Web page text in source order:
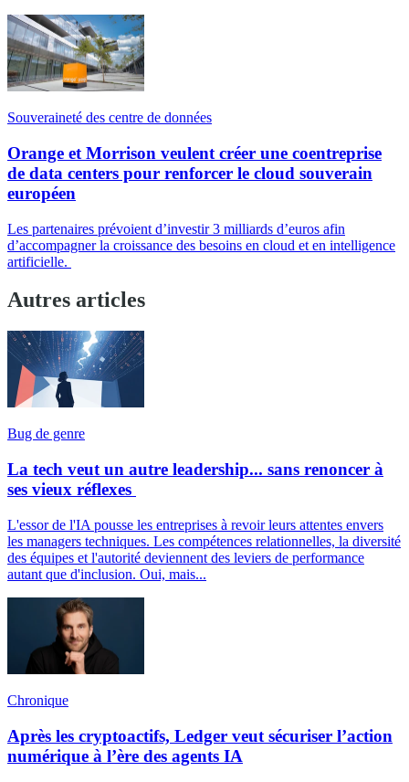
Souveraineté des centre de données
Orange et Morrison veulent créer une coentreprise
de data centers pour renforcer le cloud souverain
européen
Les partenaires prévoient d’investir 3 milliards d’euros afin
d’accompagner la croissance des besoins en cloud et en intelligence
artificielle.
Autres articles
Bug de genre
La tech veut un autre leadership... sans renoncer à
ses vieux réflexes
L'essor de l'IA pousse les entreprises à revoir leurs attentes envers
les managers techniques. Les compétences relationnelles, la diversité
des équipes et l'autorité deviennent des leviers de performance
autant que d'inclusion. Oui, mais...
Chronique
Après les cryptoactifs, Ledger veut sécuriser l’action
numérique à l’ère des agents IA